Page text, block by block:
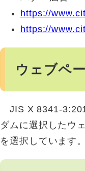
https://
https://
ウェブペ
JIS X 8341-
ダムに選択したウ
を選択しています。